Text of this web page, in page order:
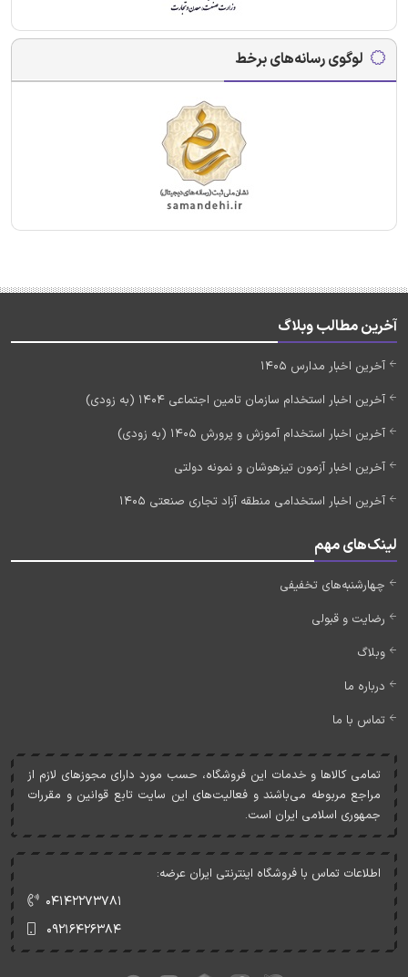
لوگوی رسانه‌های برخط
آخرین مطالب وبلاگ
آخرین اخبار مدارس 1405
آخرین اخبار استخدام سازمان تامین اجتماعی 1404 (به زودی)
آخرین اخبار استخدام آموزش و پرورش 1405 (به زودی)
آخرین اخبار آزمون تیزهوشان و نمونه دولتی
آخرین اخبار استخدامی منطقه آزاد تجاری صنعتی 1405
لینک‌های مهم
چهارشنبه‌های تخفیفی
رضایت و قبولی
وبلاگ
درباره ما
تماس با ما
تمامی کالاها و خدمات اين فروشگاه، حسب مورد دارای مجوزهای لازم از
مراجع مربوطه می‌باشند و فعاليت‌های اين سايت تابع قوانين و مقررات
جمهوری اسلامی ايران است.
اطلاعات تماس با فروشگاه اینترنتی ایران عرضه:
۰۴۱۴۲۲۷۳۷۸۱
۰۹۲۱۶۴۲۶۳۸۴